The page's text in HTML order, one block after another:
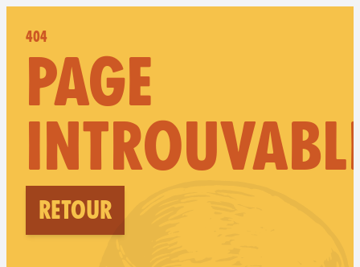
404
PAGE
Retour